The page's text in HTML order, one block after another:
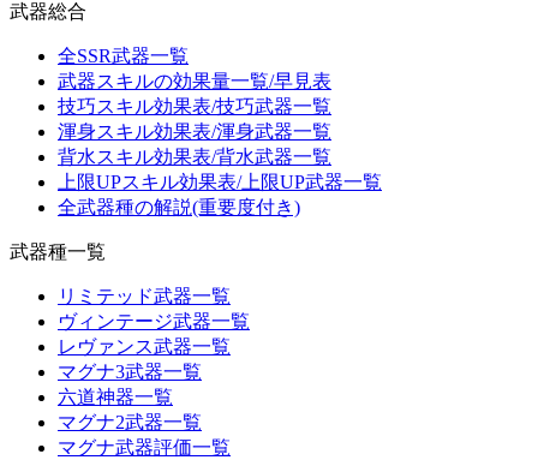
武器総合
全SSR武器一覧
武器スキルの効果量一覧/早見表
技巧スキル効果表/技巧武器一覧
渾身スキル効果表/渾身武器一覧
背水スキル効果表/背水武器一覧
上限UPスキル効果表/上限UP武器一覧
全武器種の解説(重要度付き)
武器種一覧
リミテッド武器一覧
ヴィンテージ武器一覧
レヴァンス武器一覧
マグナ3武器一覧
六道神器一覧
マグナ2武器一覧
マグナ武器評価一覧